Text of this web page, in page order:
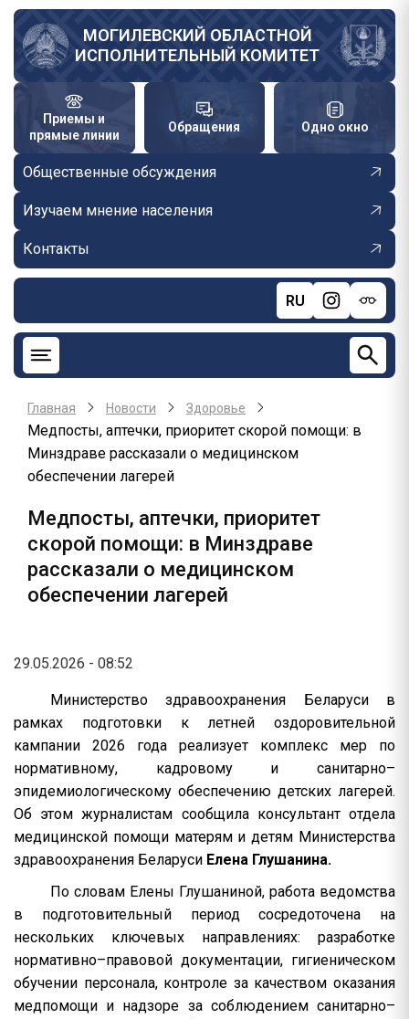
Перейти
основному
содержанию
МОГИЛЕВСКИЙ ОБЛАСТНОЙ
ИСПОЛНИТЕЛЬНЫЙ КОМИТЕТ
Приемы и
прямые линии
Обращения Одно окно
Общественные обсуждения
Изучаем мнение населения
Контакты
RU
Главная Новости Здоровье
Медпосты, аптечки, приоритет скорой помощи: в
Минздраве рассказали о медицинском
обеспечении лагерей
Медпосты, аптечки, приоритет
скорой помощи: в Минздраве
рассказали о медицинском
обеспечении лагерей
29.05.2026 - 08:52
Министерство здравоохранения Беларуси в
рамках подготовки к летней оздоровительной
кампании 2026 года реализует комплекс мер по
нормативному, кадровому и санитарно–
эпидемиологическому обеспечению детских лагерей.
Об этом журналистам сообщила консультант отдела
медицинской помощи матерям и детям Министерства
здравоохранения Беларуси Елена Глушанина.
По словам Елены Глушаниной, работа ведомства
в подготовительный период сосредоточена на
нескольких ключевых направлениях: разработке
нормативно–правовой документации, гигиеническом
обучении персонала, контроле за качеством оказания
медпомощи и надзоре за соблюдением санитарно–